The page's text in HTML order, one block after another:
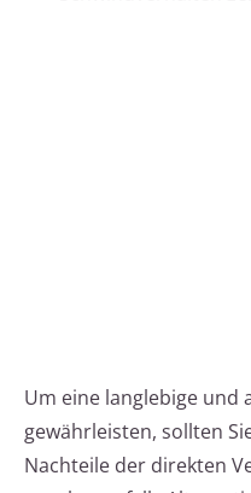
Um eine langlebige und
gewährleisten, sollten
Nachteile der direkten